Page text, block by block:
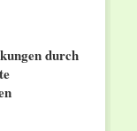
durch